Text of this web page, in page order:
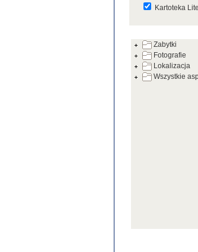
Kartoteka
Kartoteka
Kartoteka
Zabytki
Fotografie
Lokalizacja
Wszystkie